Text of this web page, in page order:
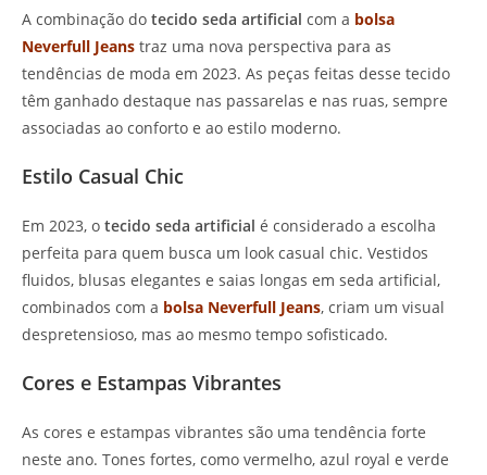
A combinação do tecido seda artificial com a bolsa
Neverfull Jeans traz uma nova perspectiva para as
tendências de moda em 2023. As peças feitas desse tecido
têm ganhado destaque nas passarelas e nas ruas, sempre
associadas ao conforto e ao estilo moderno.
Estilo Casual Chic
Em 2023, o tecido seda artificial é considerado a escolha
perfeita para quem busca um look casual chic. Vestidos
fluidos, blusas elegantes e saias longas em seda artificial,
combinados com a bolsa Neverfull Jeans, criam um visual
despretensioso, mas ao mesmo tempo sofisticado.
Cores e Estampas Vibrantes
As cores e estampas vibrantes são uma tendência forte
neste ano. Tones fortes, como vermelho, azul royal e verde